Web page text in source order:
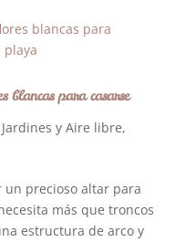
blancas para casarse
Jardines y Aire libre,
un precioso altar para
más que troncos
estructura de arco y